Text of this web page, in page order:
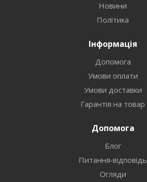
Новини
Політика
Інформація
Допомога
Умови оплати
Умови доставки
Гарантія на товар
Допомога
Блог
Питання-відповідь
Огляди